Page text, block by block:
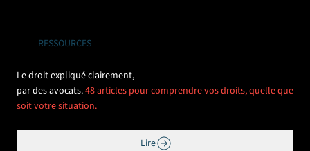
RESSOURCES
Le droit expliqué clairement,
par des avocats.48 articles pour comprendre vos droits, quelle que
soit votre situation.
Lire